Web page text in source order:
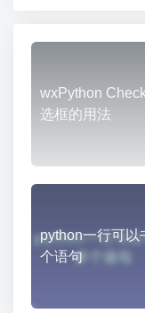
wxPython
选框的用法
python一行可以
个语句